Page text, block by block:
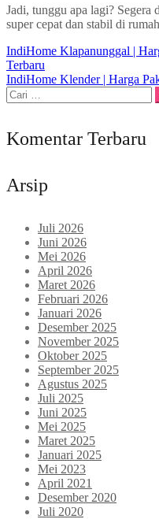
Jadi, tunggu apa lagi?
super cepat dan stabil di
Navigasi
pos
IndiHome Klapanunggal |
Terbaru
IndiHome Klender | Harga
Cari
untuk:
Komentar Terbaru
Arsip
Juli 2026
Juni 2026
Mei 2026
April 2026
Maret 2026
Februari 2026
Januari 2026
Desember 2025
November 2025
Oktober 2025
September 2025
Agustus 2025
Juli 2025
Juni 2025
Mei 2025
Maret 2025
Januari 2025
Mei 2023
April 2021
Desember 2020
Juli 2020